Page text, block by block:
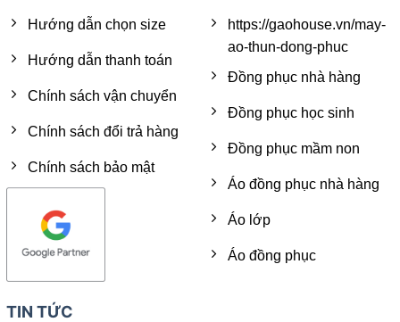
Hướng dẫn chọn size
Hướng dẫn thanh toán
Chính sách vận chuyển
Chính sách đổi trả hàng
Chính sách bảo mật
https://gaohouse.vn/may-
ao-thun-dong-phuc
Đồng phục nhà hàng
Đồng phục học sinh
Đồng phục mầm non
Áo đồng phục nhà hàng
Áo lớp
Áo đồng phục
TIN TỨC